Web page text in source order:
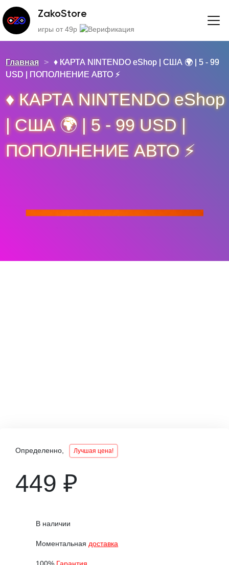
ZakoStore
игры от 49р
Главная > ♦️ КАРТА NINTENDO eShop | США 🌍 | 5 - 99
USD | ПОПОЛНЕНИЕ АВТО ⚡
♦️ КАРТА NINTENDO eShop
| США 🌍 | 5 - 99 USD |
ПОПОЛНЕНИЕ АВТО ⚡
Определенно, Лучшая цена!
449 ₽
В наличии
Моментальная доставка